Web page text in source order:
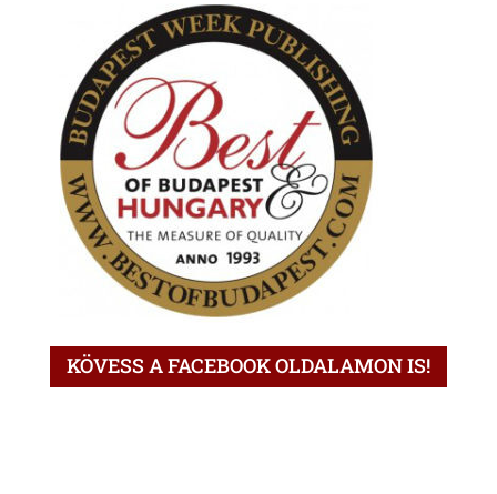
KÖVESS A FACEBOOK OLDALAMON IS!